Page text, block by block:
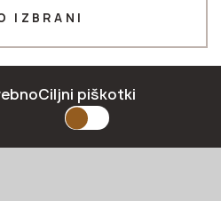
IZBRANI
Ciljni piškotki